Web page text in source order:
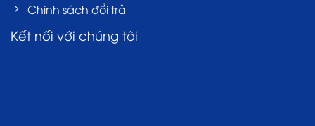
Chính sách đổi trả
Kết nối với chúng tôi